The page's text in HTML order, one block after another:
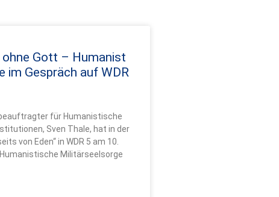
Gott – Humanist
im Gespräch auf WDR
für Humanistische
Sven Thale, hat in der
von Eden“ in WDR 5 am 10.
Militärseelsorge